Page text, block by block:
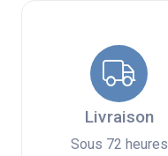
Livraison
Sous 72 heures